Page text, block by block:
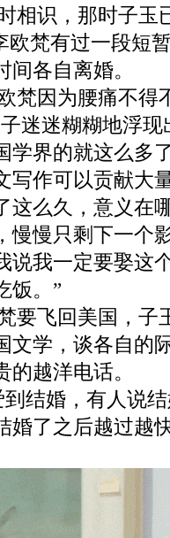
相识，那时子玉
欧梵有过一段短
各自离婚。
梵因为腰痛不得
迷迷糊糊地浮
学界的就这么多
写作可以贡献大
这么久，意义在
慢慢只剩下一个
说我一定要娶这
饭。”
要飞回美国，子
文学，谈各自的
越洋电话。
结婚，有人说
婚了之后越过越